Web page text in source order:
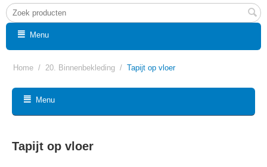
Menu
Home / 20. Binnenbekleding / Tapijt op vloer
Menu
Tapijt op vloer